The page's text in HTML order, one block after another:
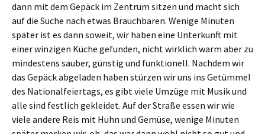
dann mit dem Gepäck im Zentrum sitzen und macht sich
auf die Suche nach etwas Brauchbaren. Wenige Minuten
später ist es dann soweit, wir haben eine Unterkunft mit
einer winzigen Küche gefunden, nicht wirklich warm aber zu
mindestens sauber, günstig und funktionell. Nachdem wir
das Gepäck abgeladen haben stürzen wir uns ins Getümmel
des Nationalfeiertags, es gibt viele Umzüge mit Musik und
alle sind festlich gekleidet. Auf der Straße essen wir wie
viele andere Reis mit Huhn und Gemüse, wenige Minuten